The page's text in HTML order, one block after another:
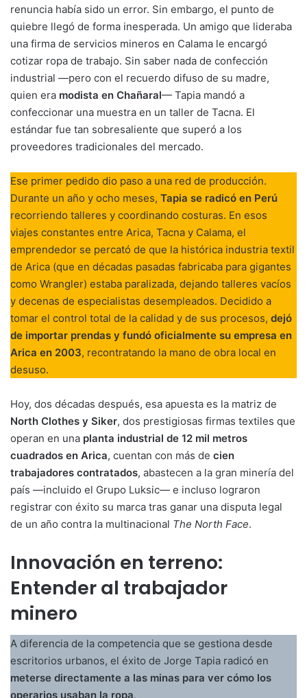
renuncia había sido un error. Sin embargo, el punto de
quiebre llegó de forma inesperada. Un amigo que lideraba
una firma de servicios mineros en Calama le encargó
cotizar ropa de trabajo. Sin saber nada de confección
industrial —pero con el recuerdo difuso de su madre,
quien era modista en Chañaral— Tapia mandó a
confeccionar una muestra en un taller de Tacna. El
estándar fue tan sobresaliente que superó a los
proveedores tradicionales del mercado.
Ese primer pedido dio paso a una red de producción.
Durante un año y ocho meses, Tapia se radicó en Perú
recorriendo talleres y coordinando costuras. En esos
viajes constantes entre Arica, Tacna y Calama, el
emprendedor se percató de que la histórica industria textil
de Arica (que en décadas pasadas fabricaba para gigantes
como Wrangler) estaba paralizada, dejando talleres vacíos
y decenas de especialistas desempleados. Decidido a
tomar el control total de la calidad y de sus procesos, dejó
de importar prendas y fundó oficialmente su empresa en
Arica en 2003, recontratando la mano de obra local en
desuso.
Hoy, dos décadas después, esa apuesta es la matriz de
North Clothes y Siker, dos prestigiosas firmas textiles que
operan en una planta industrial de 12 mil metros
cuadrados en Arica, cuentan con más de cien
trabajadores contratados, abastecen a la gran minería del
país —incluido el Grupo Luksic— e incluso lograron
registrar con éxito su marca tras ganar una disputa legal
de un año contra la multinacional The North Face.
Innovación en terreno:
Entender al trabajador
minero
A diferencia de la competencia que se gestiona desde
escritorios urbanos, el éxito de Jorge Tapia radicó en
meterse directamente a las minas para ver cómo los
operarios usaban la ropa.